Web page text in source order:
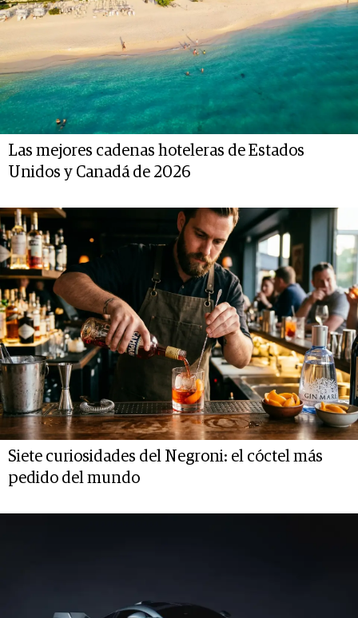
Las mejores cadenas hoteleras de Estados
Unidos y Canadá de 2026
Siete curiosidades del Negroni: el cóctel más
pedido del mundo